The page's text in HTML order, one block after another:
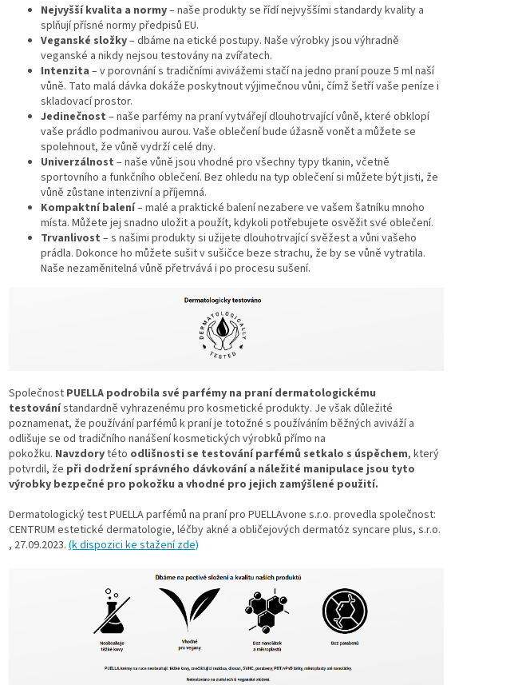
Nejvyšší kvalita a normy– naše produkty se řídí nejvyššími standardy kvality a
splňují přísné normy předpisů EU.
Veganské složky– dbáme na etické postupy. Naše výrobky jsou výhradně
veganské a nikdy nejsou testovány na zvířatech.
Intenzita – v porovnání s tradičními avivážemi stačí na jedno praní pouze 5 ml naší
vůně. Tato malá dávka dokáže poskytnout výjimečnou vůni, čímž šetří vaše peníze i
skladovací prostor.
Jedinečnost – naše parfémy na praní vytvářejí dlouhotrvající vůně, které obklopí
vaše prádlo podmanivou aurou. Vaše oblečení bude úžasně vonět a můžete se
spolehnout, že vůně vydrží celé dny.
Univerzálnost – naše vůně jsou vhodné pro všechny typy tkanin, včetně
sportovního a funkčního oblečení. Bez ohledu na typ oblečení si můžete být jisti, že
vůně zůstane intenzivní a příjemná.
Kompaktní balení– malé a praktické balení nezabere ve vašem šatníku mnoho
místa. Můžete jej snadno uložit a použít, kdykoli potřebujete osvěžit své oblečení.
Trvanlivost – s našimi produkty si užijete dlouhotrvající svěžest a vůni vašeho
prádla. Dokonce ho můžete sušit v sušičce beze strachu, že by se vůně vytratila.
Naše nezaměnitelná vůně přetrvává i po procesu sušení.
Společnost PUELLA podrobila své parfémy na praní dermatologickému
testovánístandardně vyhrazenému pro kosmetické produkty. Je však důležité
poznamenat, že používání parfémů k praní je totožné s používáním běžných aviváží a
odlišuje se od tradičního nanášení kosmetických výrobků přímo na
pokožku. Navzdorytéto odlišnosti se testování parfémů setkalo s úspěchem, který
potvrdil, že při dodržení správného dávkování a náležité manipulace jsou tyto
výrobky bezpečné pro pokožku a vhodné pro jejich zamýšlené použití.
Dermatologický test PUELLA parfémů na praní pro PUELLAvone s.r.o. provedla společnost:
CENTRUM estetické dermatologie, léčby akné a obličejových dermatóz syncare plus, s.r.o.
, 27.09.2023. (k dispozici ke stažení zde)